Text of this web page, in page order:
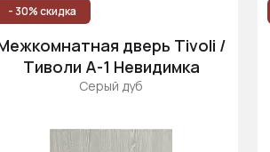
- 30% скидка
дверь Tivoli /
Тиволи А-1 Невидимка
Серый дуб